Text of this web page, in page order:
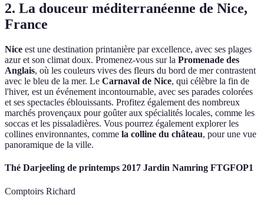
2. La douceur méditerranéenne de Nice,
France
Nice est une destination printanière par excellence, avec ses plages
azur et son climat doux. Promenez-vous sur la Promenade des
Anglais, où les couleurs vives des fleurs du bord de mer contrastent
avec le bleu de la mer. Le Carnaval de Nice, qui célèbre la fin de
l'hiver, est un événement incontournable, avec ses parades colorées
et ses spectacles éblouissants. Profitez également des nombreux
marchés provençaux pour goûter aux spécialités locales, comme les
soccas et les pissaladières. Vous pourrez également explorer les
collines environnantes, comme la colline du château, pour une vue
panoramique de la ville.
Thé Darjeeling de printemps 2017 Jardin Namring FTGFOP1
Comptoirs Richard